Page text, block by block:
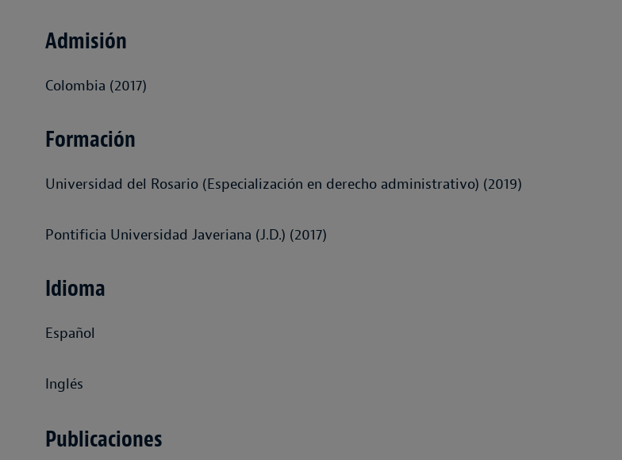
Admisión
Colombia (2017)
Formación
Universidad del Rosario (Especialización en derecho administrativo) (2019)
Pontificia Universidad Javeriana (J.D.) (2017)
Idioma
Español
Inglés
Publicaciones